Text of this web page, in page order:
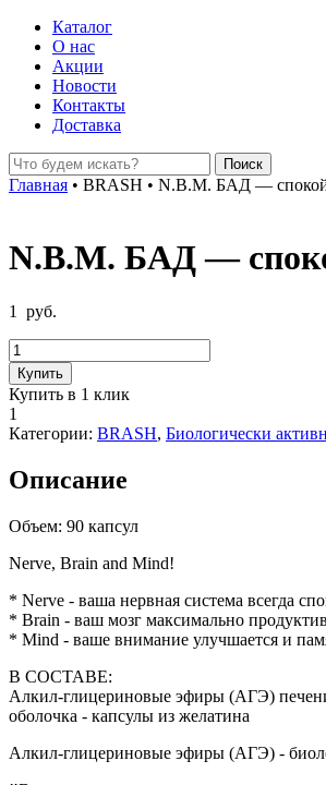
Каталог
О нас
Акции
Новости
Контакты
Доставка
Главная • BRASH • N.B.M. БАД —
N.B.M. БАД —
1
руб.
Количество
товара
N.B.M.
БАД
-
спокойные
активный
хорошая
Brash
90
капсул
Купить
Купить в 1 клик
1
Категории: BRASH, Биологически
Описание
Объем: 90 капсул
Nerve, Brain and Mind!
* Nerve - ваша нервная система всегда
* Brain - ваш мозг максимально
* Mind - ваше внимание улучшается и
В СОСТАВЕ:
Алкил-глицериновые эфиры (АГЭ)
оболочка - капсулы из желатина
Алкил-глицериновые эфиры (АГЭ) -